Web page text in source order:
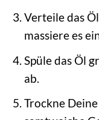
Verteile das
massiere es
Spüle das Öl
ab.
Trockne